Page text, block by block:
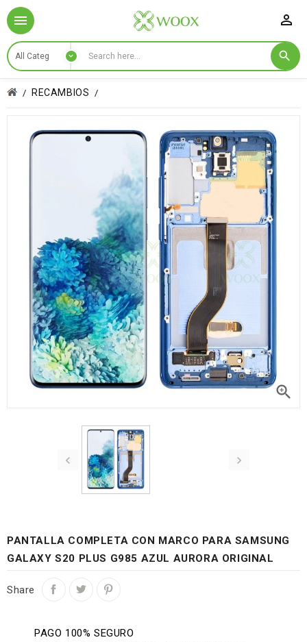

RECAMBIOS

 
PANTALLA COMPLETA CON MARCO PARA SAMSUNG
GALAXY S20 PLUS G985 AZUL AURORA ORIGINAL
Share
PAGO 100% SEGURO